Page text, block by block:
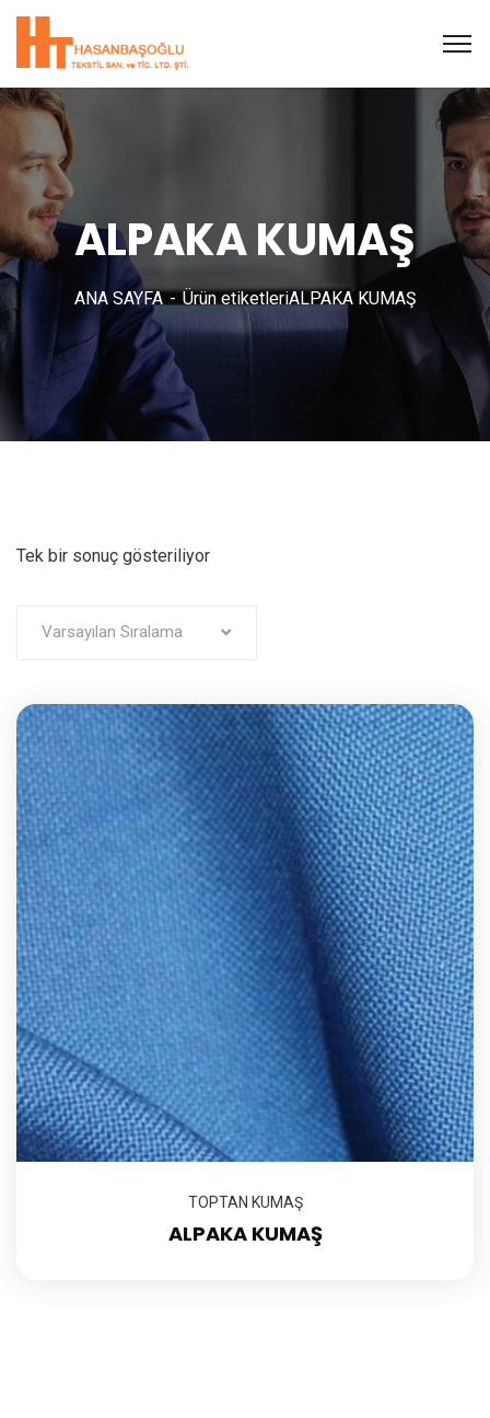
ALPAKA KUMAŞ
ANA SAYFA Ürün etiketleriALPAKA KUMAŞ
Tek bir sonuç gösteriliyor
Varsayılan Sıralama
TOPTAN KUMAŞ
ALPAKA KUMAŞ